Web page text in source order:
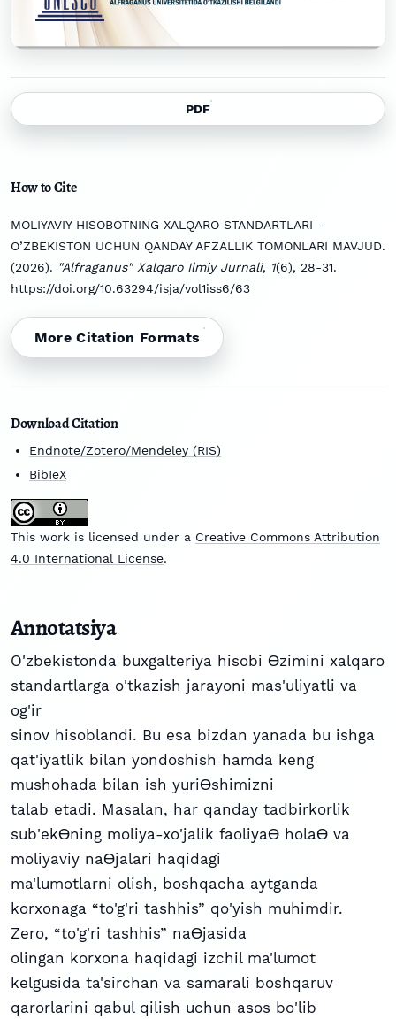
PDF
How to Cite
MOLIYAVIY HISOBOTNING XALQARO STANDARTLARI -
O’ZBEKISTON UCHUN QANDAY AFZALLIK TOMONLARI MAVJUD.
(2026). "Alfraganus" Xalqaro Ilmiy Jurnali, 1(6), 28-31.
https://doi.org/10.63294/isja/vol1iss6/63
More Citation Formats
Download Citation
Endnote/Zotero/Mendeley (RIS)
BibTeX
This work is licensed under a Creative Commons Attribution
4.0 International License.
Annotatsiya
O'zbekistonda buxgalteriya hisobi Ɵzimini xalqaro
standartlarga o'tkazish jarayoni mas'uliyatli va
og'ir
sinov hisoblandi. Bu esa bizdan yanada bu ishga
qat'iyatlik bilan yondoshish hamda keng
mushohada bilan ish yuriƟshimizni
talab etadi. Masalan, har qanday tadbirkorlik
sub'ekƟning moliya-xo'jalik faoliyaƟ holaƟ va
moliyaviy naƟjalari haqidagi
ma'lumotlarni olish, boshqacha aytganda
korxonaga “to'g'ri tashhis” qo'yish muhimdir.
Zero, “to'g'ri tashhis” naƟjasida
olingan korxona haqidagi izchil ma'lumot
kelgusida ta'sirchan va samarali boshqaruv
qarorlarini qabul qilish uchun asos bo'lib